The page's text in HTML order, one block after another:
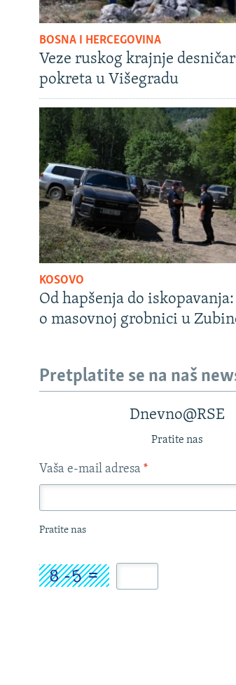
BOSNA I HERCEGOVINA
Veze ruskog krajnje
pokreta u Višegradu
KOSOVO
Od hapšenja do
o masovnoj grobnici u
Pretplatite se na naš
Dnevno@RSE
Pratite nas
Vaša e-mail adresa *
Pratite nas